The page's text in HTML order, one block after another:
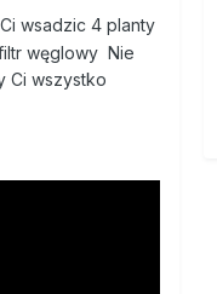
wsadzic 4 planty
węglowy Nie
Ci wszystko